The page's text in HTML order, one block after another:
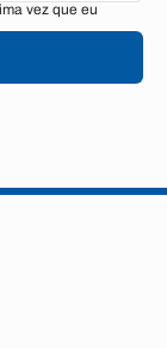
vez que eu